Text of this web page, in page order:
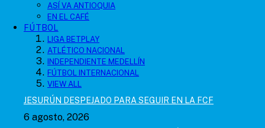
ASÍ VA ANTIOQUIA
EN EL CAFÉ
FÚTBOL
LIGA BETPLAY
ATLÉTICO NACIONAL
INDEPENDIENTE MEDELLÍN
FÚTBOL INTERNACIONAL
VIEW ALL
JESURÚN DESPEJADO PARA SEGUIR EN LA FCF
6 agosto, 2026